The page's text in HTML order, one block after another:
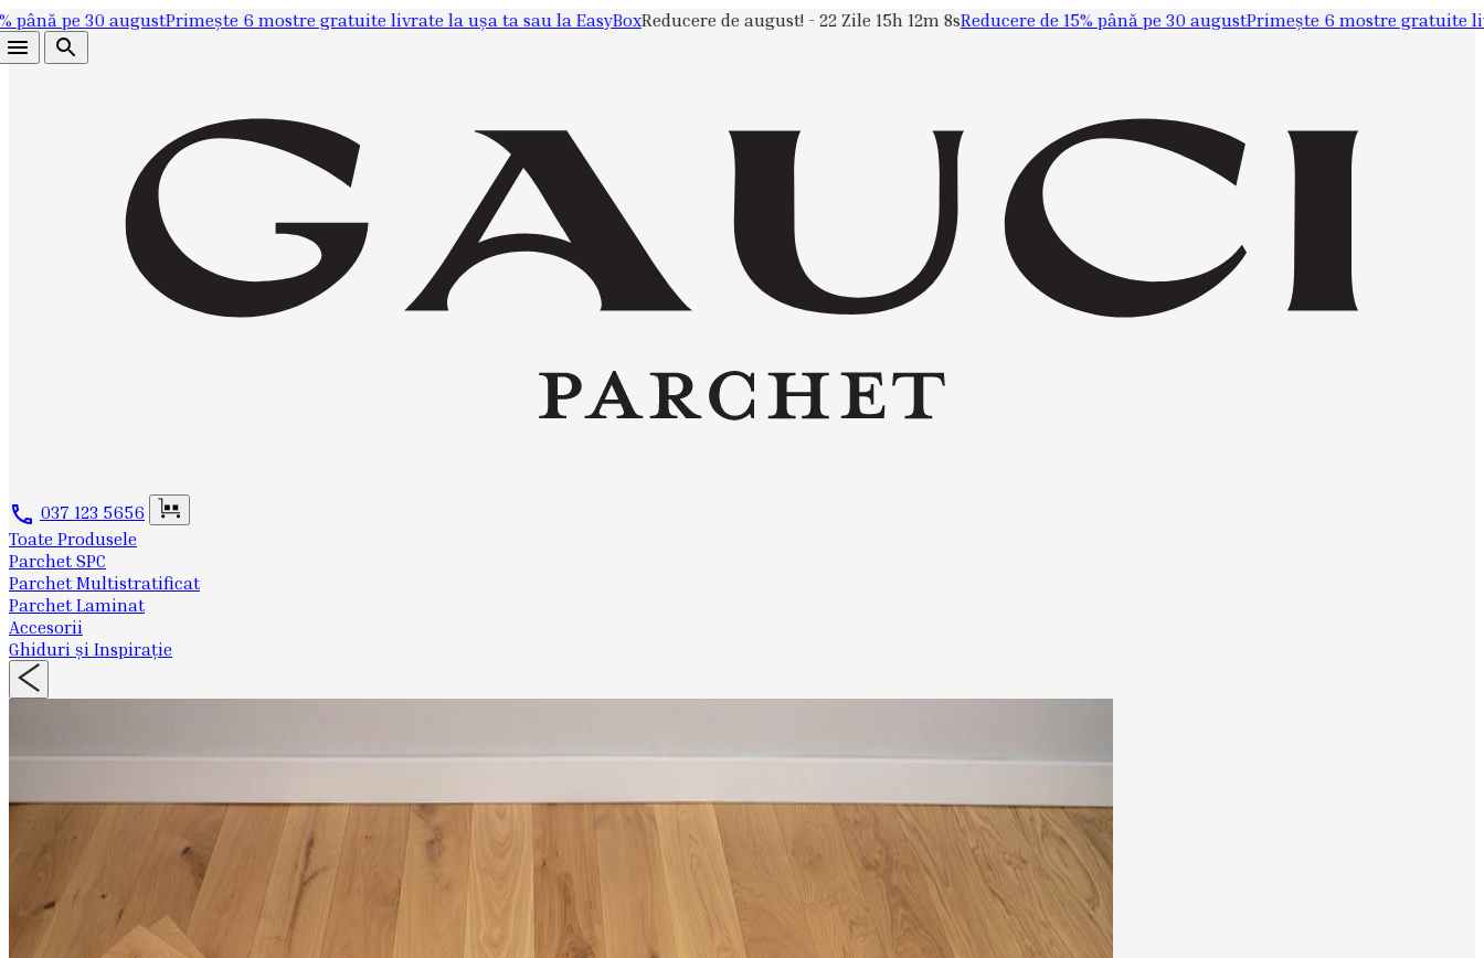
pe 30 augustPrimește 6 mostre gratuite livrate la ușa ta sau la EasyBoxReducere de august! -22 Zile 15h 12m 8s Reducere de 15% până pe 30 augustPrimește 6 mostre gratuite livrate
037 123 5656
Toate Produsele
Parchet SPC
Parchet Multistratificat
Parchet Laminat
Accesorii
Ghiduri și Inspirație